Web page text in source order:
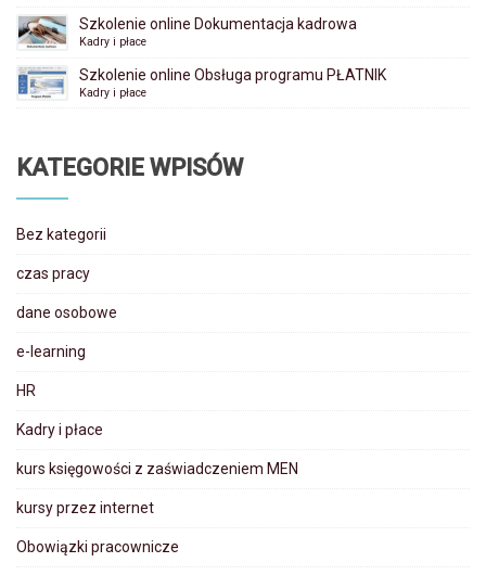
Szkolenie online Dokumentacja kadrowa
Kadry i płace
Szkolenie online Obsługa programu PŁATNIK
Kadry i płace
KATEGORIE WPISÓW
Bez kategorii
czas pracy
dane osobowe
e-learning
HR
Kadry i płace
kurs księgowości z zaświadczeniem MEN
kursy przez internet
Obowiązki pracownicze